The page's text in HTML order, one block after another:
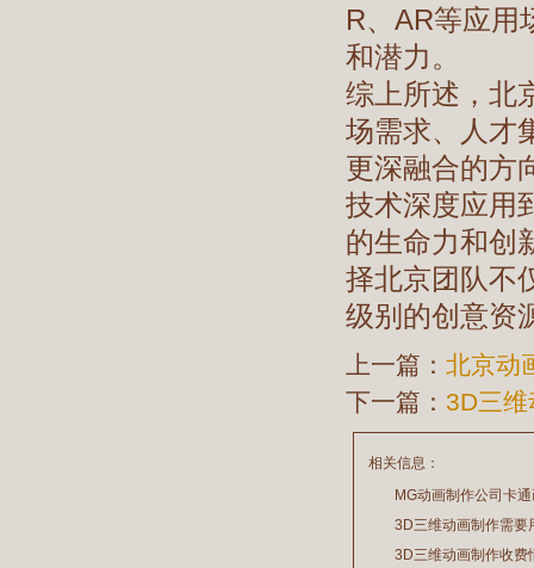
R、AR等应用
和潜力。
综上所述，北
场需求、人才
更深融合的方
技术深度应用
的生命力和创
择北京团队不
级别的创意资
上一篇： 北京动
下一篇： 3D三
相关信息：
MG动画制作公司卡
2026/07/21
3D三维动画制作需要
2026/03/19
3D三维动画制作收费